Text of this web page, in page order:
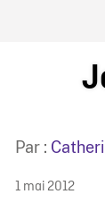
Par :
1 mai 2012